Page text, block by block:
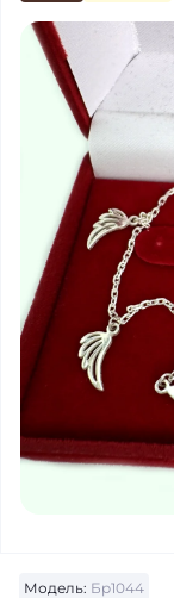
Модель: Бр1044